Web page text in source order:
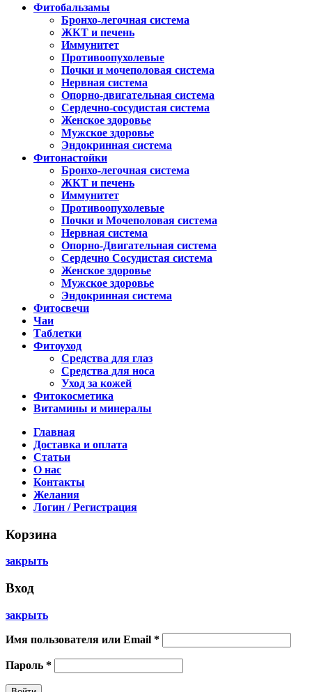
Фитобальзамы
Бронхо-легочная система
ЖКТ и печень
Иммунитет
Противоопухолевые
Почки и мочеполовая система
Нервная система
Опорно-двигательная система
Сердечно-сосудистая система
Женское здоровье
Мужское здоровье
Эндокринная система
Фитонастойки
Бронхо-легочная система
ЖКТ и печень
Иммунитет
Противоопухолевые
Почки и Мочеполовая система
Нервная система
Опорно-Двигательная система
Сердечно Сосудистая система
Женское здоровье
Мужское здоровье
Эндокринная система
Фитосвечи
Чаи
Таблетки
Фитоуход
Средства для глаз
Средства для носа
Уход за кожей
Фитокосметика
Витамины и минералы
Главная
Доставка и оплата
Статьи
О нас
Контакты
Желания
Логин / Регистрация
Корзина
закрыть
Вход
закрыть
Имя пользователя или Email *
Пароль *